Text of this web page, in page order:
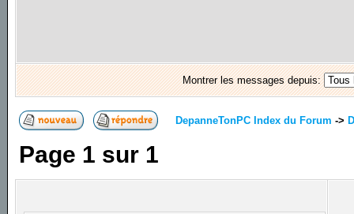
Montrer les messages depuis:
DepanneTonPC Index du Forum ->
Page 1 sur 1